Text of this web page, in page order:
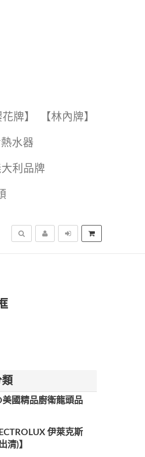
花牌】 【林內牌】
熱水器️️
大利品牌
搜尋
類
美國精品廚衛龍頭品
伊萊克斯
清)】